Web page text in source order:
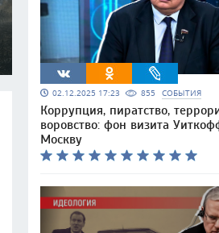
02.12.2025 17:23 855 СОБЫТИЯ
Коррупция, пиратство,
воровство: фон визита
Москву